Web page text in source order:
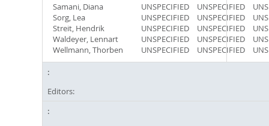
Samani, Diana
UNSPECIFIED UNSPECIFIED
Sorg, Lea
UNSPECIFIED UNSPECIFIED
Streit, Hendrik
UNSPECIFIED UNSPECIFIED
Waldeyer, Lennart
UNSPECIFIED UNSPECIFIED
Wellmann, Thorben
UNSPECIFIED UNSPECIFIED
Editors: